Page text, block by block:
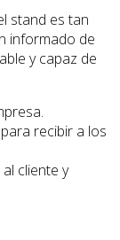
stand es tan
informado de
y capaz de
recibir a los
cliente y